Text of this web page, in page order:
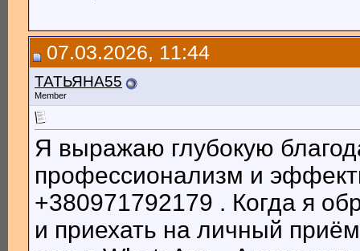
07.03.2026, 11:44
ТАТЬЯНА55
Member
Я выражаю глубокую
профессионализм и
+380971792179 . Когда я
и приехать на личный